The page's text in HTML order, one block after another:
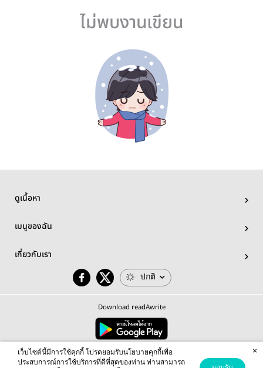
ไม่พบงานเขียน
ดูเนื้อหา
เมนูของฉัน
เกี่ยวกับเรา
ปกติ
Download readAwrite
© 2026 readAwrite.com by MEB Corporation Public Company Limited
This site is protected by reCAPTCHA and the Google Privacy Policy Terms of Serviceapply.
เว็บไซต์นี้มีการใช้คุกกี้ โปรดยอมรับนโยบายคุกกี้เพื่อ
ประสบการณ์การใช้บริการที่ดีที่สุดของท่าน ท่านสามารถ
×